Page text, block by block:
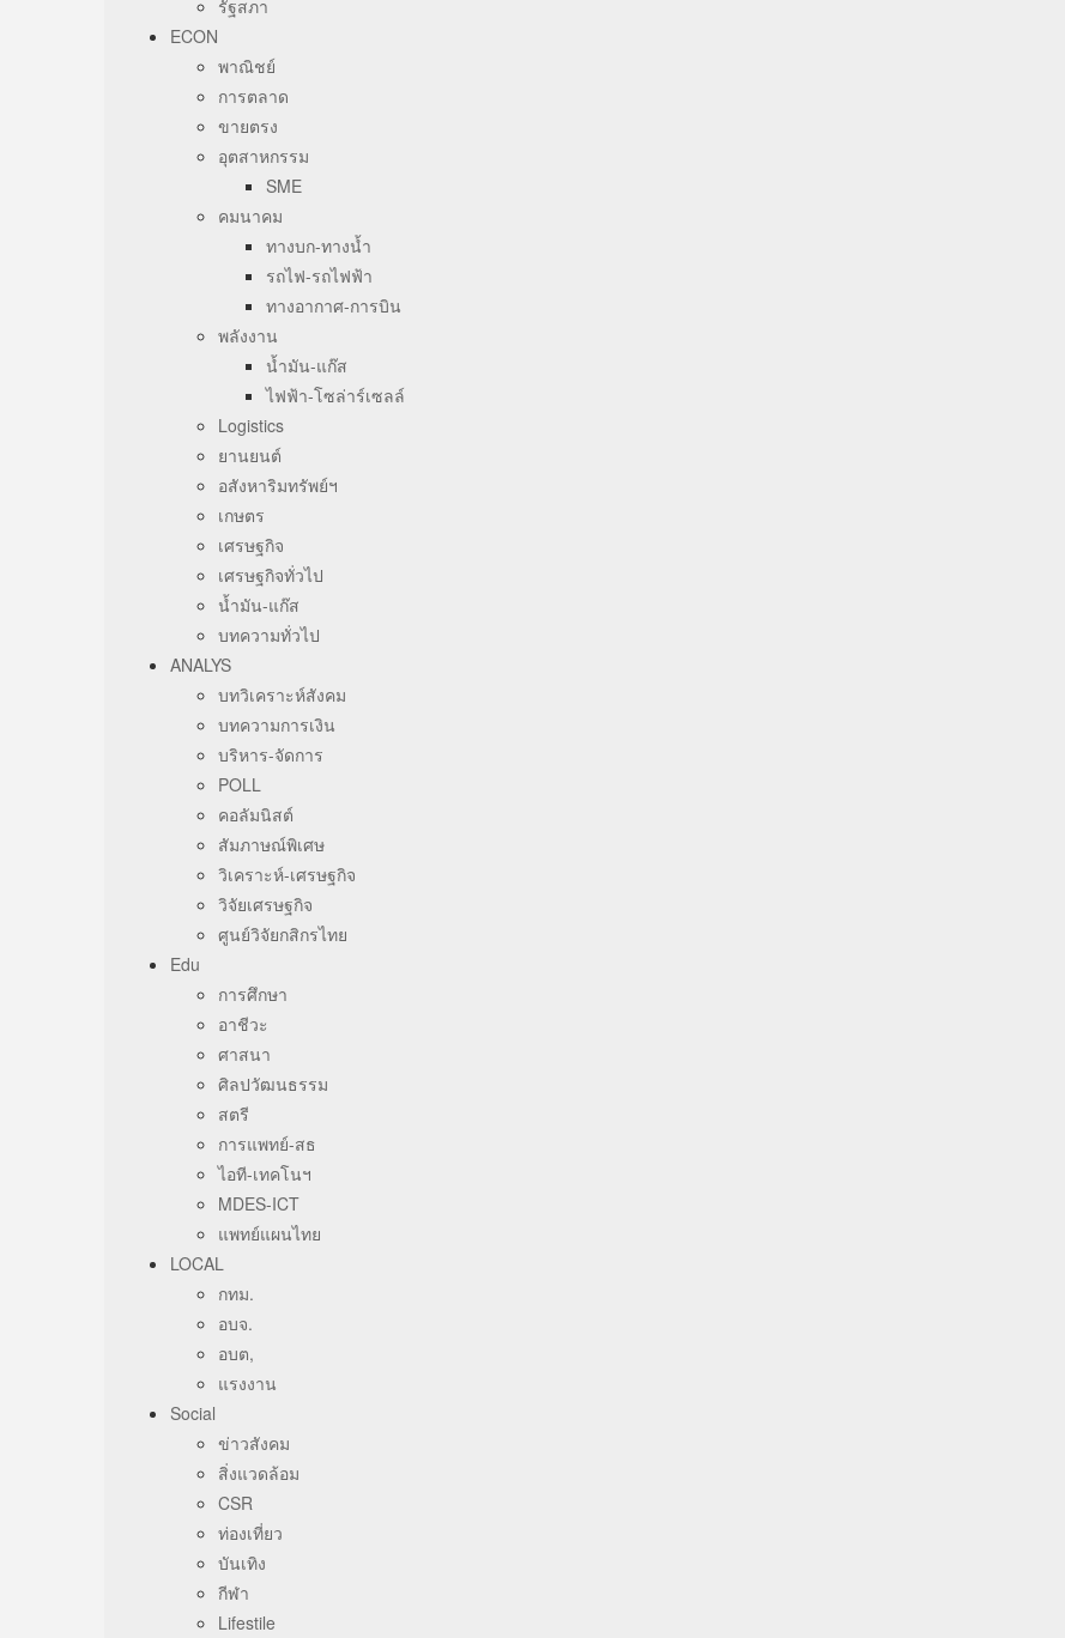
รัฐสภา
ECON
พาณิชย์
การตลาด
ขายตรง
อุตสาหกรรม
SME
คมนาคม
ทางบก-ทางน้ำ
รถไฟ-รถไฟฟ้า
ทางอากาศ-การบิน
พลังงาน
น้ำมัน-แก๊ส
ไฟฟ้า-โซล่าร์เซลล์
Logistics
ยานยนต์
อสังหาริมทรัพย์ฯ
เกษตร
เศรษฐกิจ
เศรษฐกิจทั่วไป
น้ำมัน-แก๊ส
บทความทั่วไป
ANALYS
บทวิเคราะห์สังคม
บทความการเงิน
บริหาร-จัดการ
POLL
คอลัมนิสต์
สัมภาษณ์พิเศษ
วิเคราะห์-เศรษฐกิจ
วิจัยเศรษฐกิจ
ศูนย์วิจัยกสิกรไทย
Edu
การศึกษา
อาชีวะ
ศาสนา
ศิลปวัฒนธรรม
สตรี
การแพทย์-สธ
ไอที-เทคโนฯ
MDES-ICT
แพทย์แผนไทย
LOCAL
กทม.
อบจ.
อบต,
แรงงาน
Social
ข่าวสังคม
สิ่งแวดล้อม
CSR
ท่องเที่ยว
บันเทิง
กีฬา
Lifestile